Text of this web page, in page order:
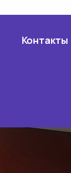
Контакты